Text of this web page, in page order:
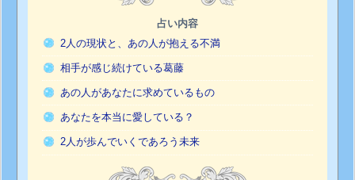
占い内容
2人の現状と、あの人が抱える不満
相手が感じ続けている葛藤
あの人があなたに求めているもの
あなたを本当に愛している？
2人が歩んでいくであろう未来